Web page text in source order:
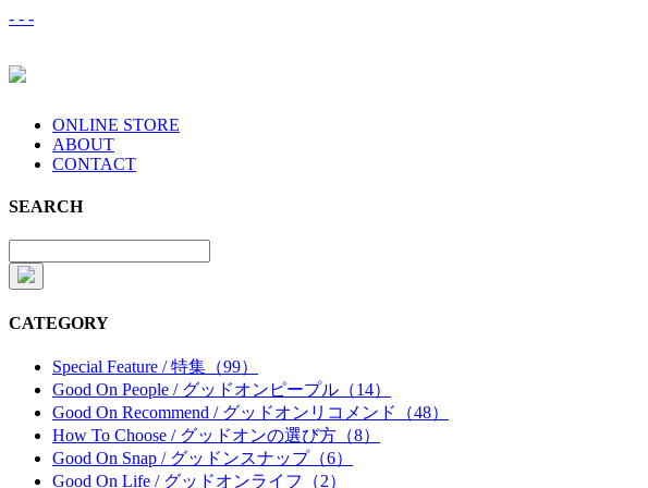
- - -
ONLINE STORE
ABOUT
CONTACT
SEARCH
CATEGORY
Special Feature / 特集（99）
Good On People / グッドオンピープル（14）
Good On Recommend / グッドオンリコメンド（48）
How To Choose / グッドオンの選び方（8）
Good On Snap / グッドンスナップ（6）
Good On Life / グッドオンライフ（2）